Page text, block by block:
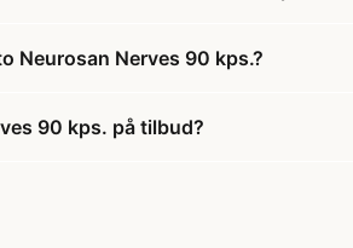
Neurosan Nerves 90 kps.?
90 kps. på tilbud?